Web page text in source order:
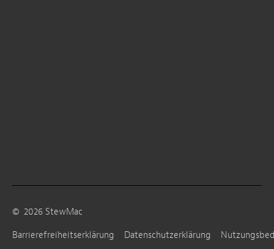
© 2026 StewMac
Barrierefreiheitserklärung
Datenschutzerklärung